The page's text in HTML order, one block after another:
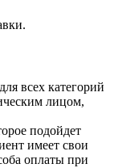
всех категорий
лицом,
подойдет
имеет свои
оплаты при